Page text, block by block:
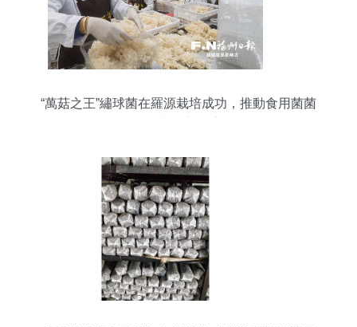
“萬菇之王”繡球菌在羅源栽培成功，推動食用菌菌